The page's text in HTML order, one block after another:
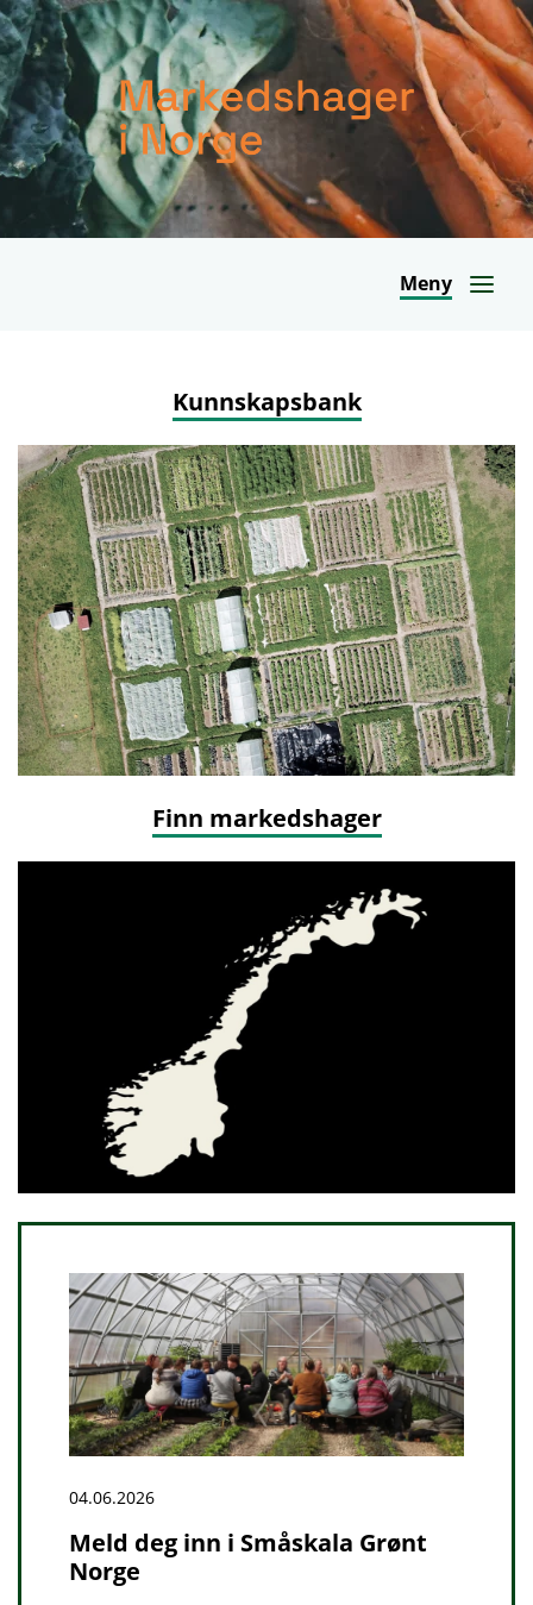
Meny
Kunnskapsbank
Finn markedshager
04.06.2026
Meld deg inn i Småskala Grønt
Norge